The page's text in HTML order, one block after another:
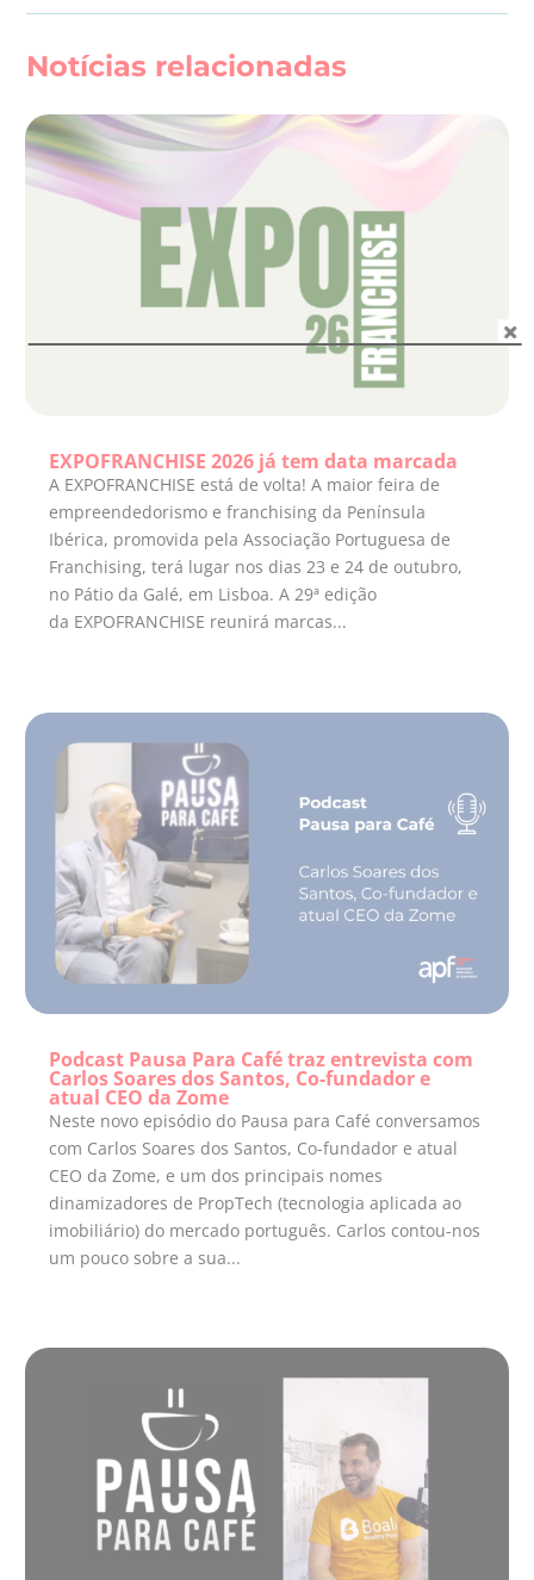
Notícias relacionadas
EXPOFRANCHISE 2026 já tem data marcada
A EXPOFRANCHISE está de volta! A maior feira de
empreendedorismo e franchising da Península
Ibérica, promovida pela Associação Portuguesa de
Franchising, terá lugar nos dias 23 e 24 de outubro,
no Pátio da Galé, em Lisboa. A 29ª edição
da EXPOFRANCHISE reunirá marcas...
Podcast Pausa Para Café traz entrevista com
Carlos Soares dos Santos, Co-fundador e
atual CEO da Zome
Neste novo episódio do Pausa para Café conversamos
com Carlos Soares dos Santos, Co-fundador e atual
CEO da Zome, e um dos principais nomes
dinamizadores de PropTech (tecnologia aplicada ao
imobiliário) do mercado português. Carlos contou-nos
um pouco sobre a sua...